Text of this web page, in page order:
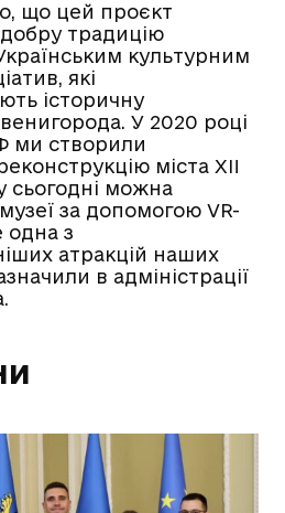
що цей проєкт
традицію
культурним
які
історичну
У 2020 році
ми створили
міста XII
сьогодні можна
за допомогою VR-
одна з
атракцій наших
в адміністрації